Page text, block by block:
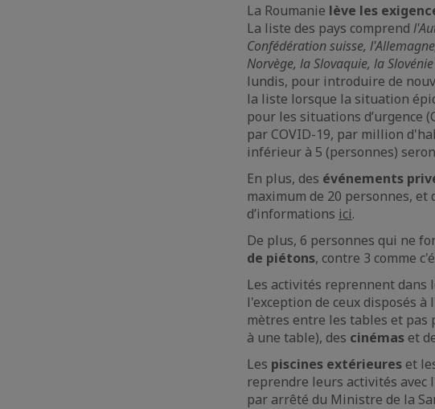
La Roumanie lève les
La liste des pays comprend
Confédération suisse,
Norvège, la Slovaquie, la Slovénie
lundis, pour introduire de
la liste lorsque la situation
pour les situations d’urgence
par COVID-19, par million
inférieur à 5 (personnes)
En plus, des événements
maximum de 20 personnes,
d’informations ici.
De plus, 6 personnes qui ne
de piétons, contre 3 comme
Les activités reprennent dans
l'exception de ceux disposés
mètres entre les tables et pas
à une table), des cinémas et
Les piscines extérieures et
reprendre leurs activités avec
par arrêté du Ministre de la